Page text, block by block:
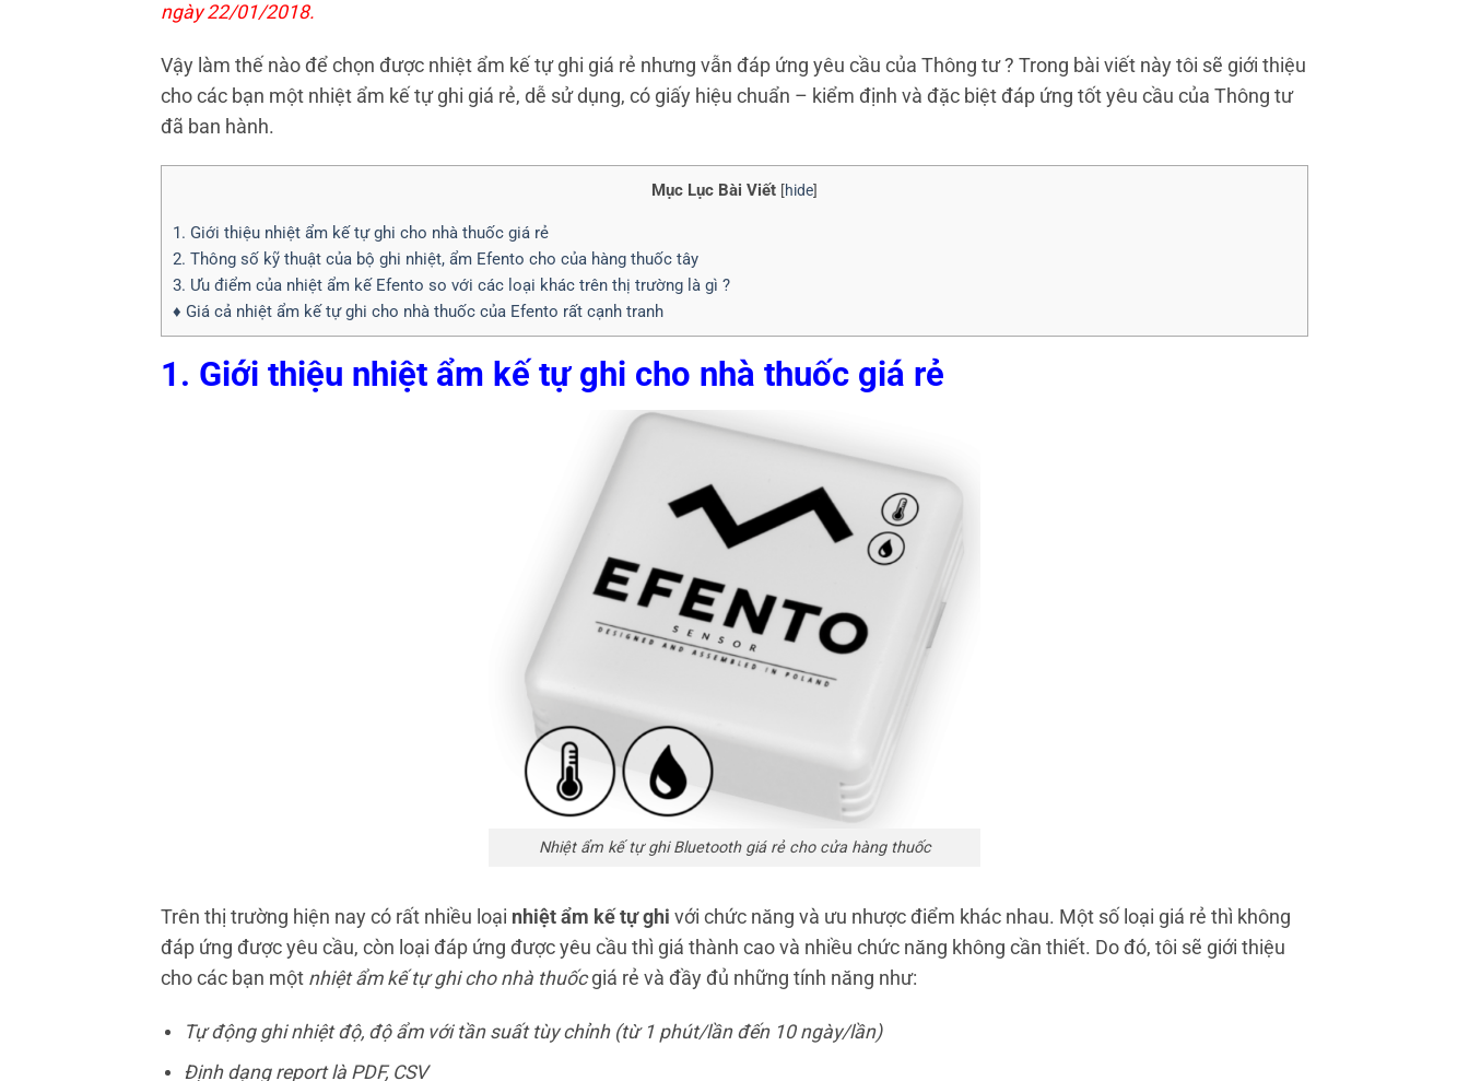
ngày 22/01/2018.
Vậy làm thế nào để chọn được nhiệt ẩm kế tự ghi giá rẻ nhưng vẫn đáp ứng yêu cầu của Thông tư ? Trong bài viết này tôi sẽ giới thiệu
cho các bạn một nhiệt ẩm kế tự ghi giá rẻ, dễ sử dụng, có giấy hiệu chuẩn – kiểm định và đặc biệt đáp ứng tốt yêu cầu của Thông tư
đã ban hành.
Mục Lục Bài Viết [hide]
1. Giới thiệu nhiệt ẩm kế tự ghi cho nhà thuốc giá rẻ
2. Thông số kỹ thuật của bộ ghi nhiệt, ẩm Efento cho của hàng thuốc tây
3. Ưu điểm của nhiệt ẩm kế Efento so với các loại khác trên thị trường là gì ?
♦ Giá cả nhiệt ẩm kế tự ghi cho nhà thuốc của Efento rất cạnh tranh
1. Giới thiệu nhiệt ẩm kế tự ghi cho nhà thuốc giá rẻ
Nhiệt ẩm kế tự ghi Bluetooth giá rẻ cho cửa hàng thuốc
Trên thị trường hiện nay có rất nhiều loại nhiệt ẩm kế tự ghi với chức năng và ưu nhược điểm khác nhau. Một số loại giá rẻ thì không
đáp ứng được yêu cầu, còn loại đáp ứng được yêu cầu thì giá thành cao và nhiều chức năng không cần thiết. Do đó, tôi sẽ giới thiệu
cho các bạn một nhiệt ẩm kế tự ghi cho nhà thuốcgiá rẻ và đầy đủ những tính năng như:
Tự động ghi nhiệt độ, độ ẩm với tần suất tùy chỉnh (từ 1 phút/lần đến 10 ngày/lần)
Định dạng report là PDF, CSV